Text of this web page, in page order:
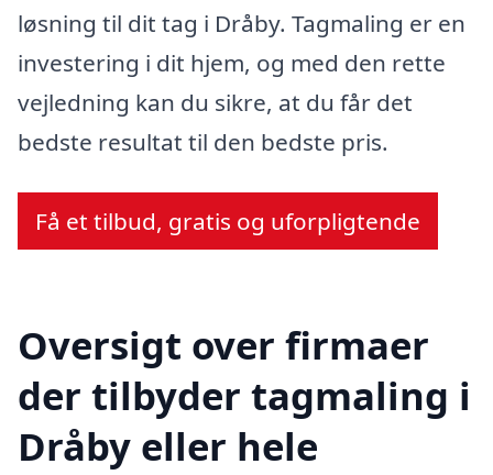
løsning til dit tag i Dråby. Tagmaling er en
investering i dit hjem, og med den rette
vejledning kan du sikre, at du får det
bedste resultat til den bedste pris.
Få et tilbud, gratis og uforpligtende
Oversigt over firmaer
der tilbyder tagmaling i
Dråby eller hele